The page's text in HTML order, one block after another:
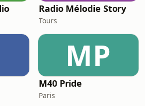
Radio Mélodie Story
Tours
MP
M40 Pride
Paris